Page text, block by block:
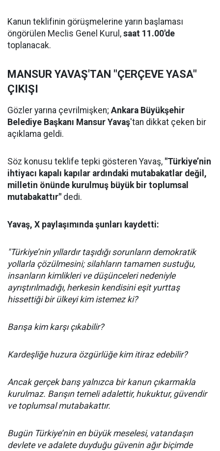
Kanun teklifinin görüşmelerine yarın başlaması
öngörülen Meclis Genel Kurul, saat 11.00'de
toplanacak.
MANSUR YAVAŞ'TAN "ÇERÇEVE YASA"
ÇIKIŞI
Gözler yarına çevrilmişken; Ankara Büyükşehir
Belediye Başkanı Mansur Yavaş'tan dikkat çeken bir
açıklama geldi.
Söz konusu teklife tepki gösteren Yavaş, "Türkiye’nin
ihtiyacı kapalı kapılar ardındaki mutabakatlar değil,
milletin önünde kurulmuş büyük bir toplumsal
mutabakattır" dedi.
Yavaş, X paylaşımında şunları kaydetti:
"Türkiye’nin yıllardır taşıdığı sorunların demokratik
yollarla çözülmesini; silahların tamamen sustuğu,
insanların kimlikleri ve düşünceleri nedeniyle
ayrıştırılmadığı, herkesin kendisini eşit yurttaş
hissettiği bir ülkeyi kim istemez ki?
Barışa kim karşı çıkabilir?
Kardeşliğe huzura özgürlüğe kim itiraz edebilir?
Ancak gerçek barış yalnızca bir kanun çıkarmakla
kurulmaz. Barışın temeli adalettir, hukuktur, güvendir
ve toplumsal mutabakattır.
Bugün Türkiye’nin en büyük meselesi, vatandaşın
devlete ve adalete duyduğu güvenin ağır biçimde